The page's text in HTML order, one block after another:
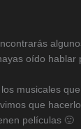
oído hablar
musicales
que
películas 🙂